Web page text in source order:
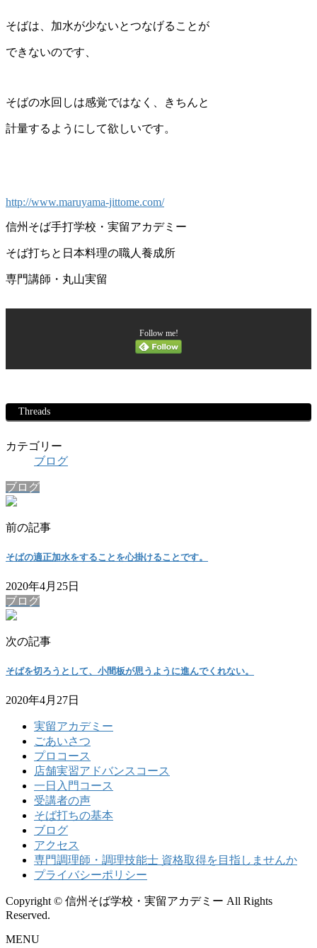
そばは、加水が少ないとつなげることが
できないのです、
そばの水回しは感覚ではなく、きちんと
計量するようにして欲しいです。
http://www.maruyama-jittome.com/
信州そば手打学校・実留アカデミー
そば打ちと日本料理の職人養成所
専門講師・丸山実留
Follow me!
Threads
カテゴリー
ブログ
ブログ
前の記事
そばの適正加水をすることを心掛けることです。
2020年4月25日
ブログ
次の記事
そばを切ろうとして、小間板が思うように進んでくれない。
2020年4月27日
実留アカデミー
ごあいさつ
プロコース
店舗実習アドバンスコース
一日入門コース
受講者の声
そば打ちの基本
ブログ
アクセス
専門調理師・調理技能士 資格取得を目指しませんか
プライバシーポリシー
Copyright © 信州そば学校・実留アカデミー All Rights
Reserved.
MENU